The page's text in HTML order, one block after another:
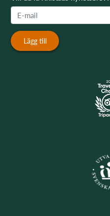
Lägg till